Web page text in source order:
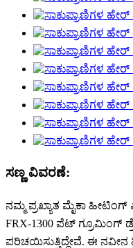
ಸಣ್ಣ ವಿವರಣೆ:
ನಮ್ಮ ಪ್ರಖ್ಯಾತ ಮೈಕಾ
FRX-1300 ಪೆಟ್ ಗ್ರೂಮಿಂಗ್
ಪರಿಚಯಿಸುತ್ತಿದ್ದೇವೆ. ಈ